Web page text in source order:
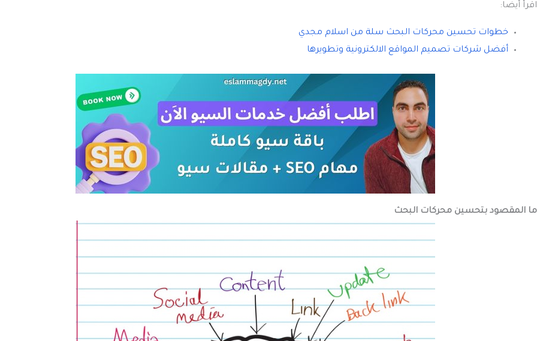
اقرأ أيضا:
خطوات تحسين محركات البحث سلة من اسلام مجدي
أفضل شركات تصميم المواقع الالكترونية وتطويرها
ما المقصود بتحسين محركات البحث